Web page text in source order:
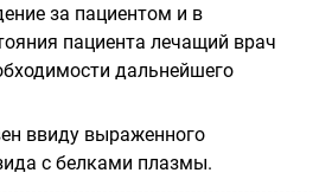
за пациентом и в
пациента лечащий врач
дальнейшего
ввиду выраженного
с белками плазмы.